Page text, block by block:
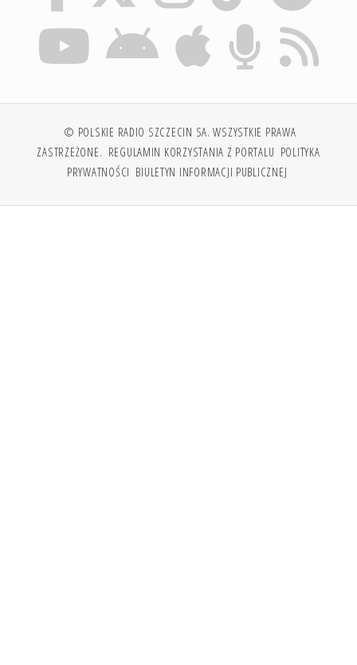
© POLSKIE RADIO SZCZECIN SA. WSZYSTKIE PRAWA
ZASTRZEŻONE. REGULAMIN KORZYSTANIA Z PORTALU POLITYKA
PRYWATNOŚCI BIULETYN INFORMACJI PUBLICZNEJ